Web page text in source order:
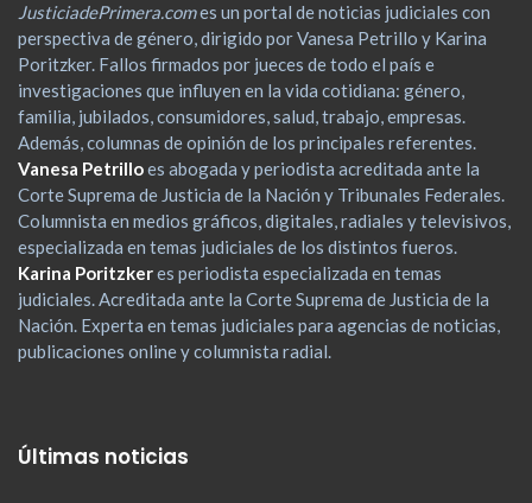
JusticiadePrimera.comes un portal de noticias judiciales con
perspectiva de género, dirigido por Vanesa Petrillo y Karina
Poritzker. Fallos firmados por jueces de todo el país e
investigaciones que influyen en la vida cotidiana: género,
familia, jubilados, consumidores, salud, trabajo, empresas.
Además, columnas de opinión de los principales referentes.
Vanesa Petrilloes abogada y periodista acreditada ante la
Corte Suprema de Justicia de la Nación y Tribunales Federales.
Columnista en medios gráficos, digitales, radiales y televisivos,
especializada en temas judiciales de los distintos fueros.
Karina Poritzkeres periodista especializada en temas
judiciales. Acreditada ante la Corte Suprema de Justicia de la
Nación. Experta en temas judiciales para agencias de noticias,
publicaciones online y columnista radial.
Últimas noticias